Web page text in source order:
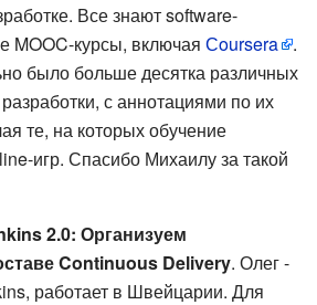
Все знают software-
MOOC-курсы, включая Сoursera
.
было больше десятка различных
с аннотациями по их
те, на которых обучение
игр. Спасибо Михаилу за такой
2.0: Организуем
Continuous Delivery. Олег -
работает в Швейцарии. Для